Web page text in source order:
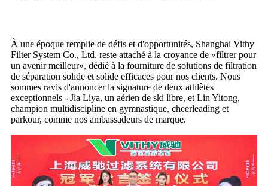
À une époque remplie de défis et d'opportunités, Shanghai Vithy
Filter System Co., Ltd. reste attaché à la croyance de «filtrer pour
un avenir meilleur», dédié à la fourniture de solutions de filtration
de séparation solide et solide efficaces pour nos clients. Nous
sommes ravis d'annoncer la signature de deux athlètes
exceptionnels - Jia Liya, un aérien de ski libre, et Lin Yitong,
champion multidiscipline en gymnastique, cheerleading et
parkour, comme nos ambassadeurs de marque.